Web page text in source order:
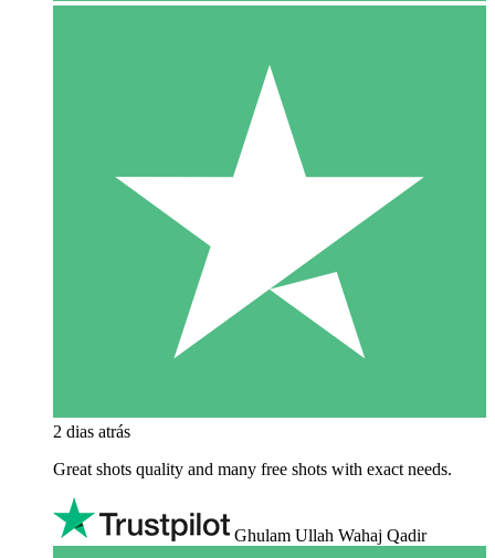
2 dias atrás
Great shots quality and many free shots with exact needs.
Ghulam Ullah Wahaj Qadir